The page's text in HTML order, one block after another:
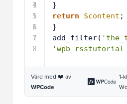
4
1
5
1
6
1
7
1
8
}
return
$content ;
}
add_filter(
Värd med ❤️ av
WPCode
1-